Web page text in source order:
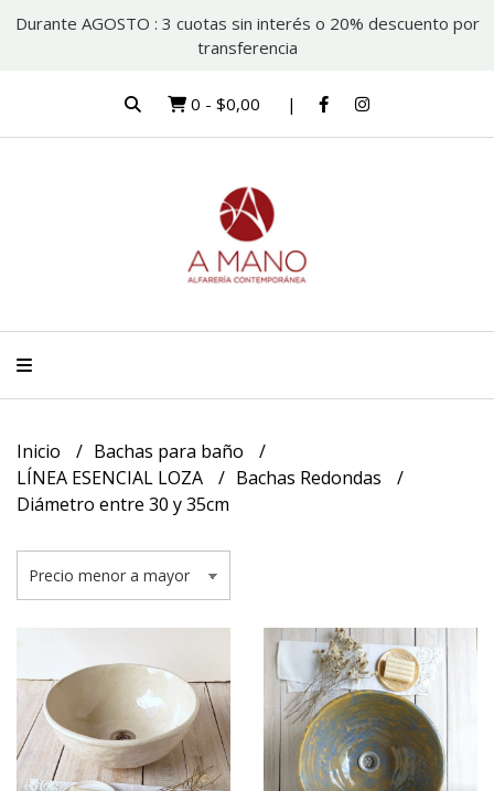
Durante AGOSTO : 3 cuotas sin interés o 20% descuento por
transferencia
0 - $0,00
Inicio
Bachas para baño
LÍNEA ESENCIAL LOZA
Bachas Redondas
Diámetro entre 30 y 35cm